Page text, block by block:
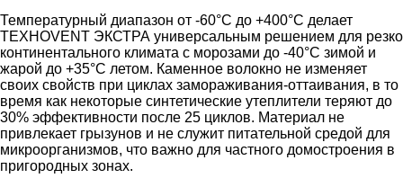
Температурный диапазон от -60°C до +400°C делает
ТЕХНОVENT ЭКСТРА универсальным решением для резко
континентального климата с морозами до -40°C зимой и
жарой до +35°C летом. Каменное волокно не изменяет
своих свойств при циклах замораживания-оттаивания, в то
время как некоторые синтетические утеплители теряют до
30% эффективности после 25 циклов. Материал не
привлекает грызунов и не служит питательной средой для
микроорганизмов, что важно для частного домостроения в
пригородных зонах.